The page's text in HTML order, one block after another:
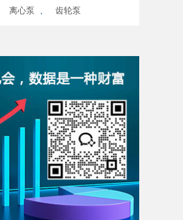
离心泵 齿轮泵